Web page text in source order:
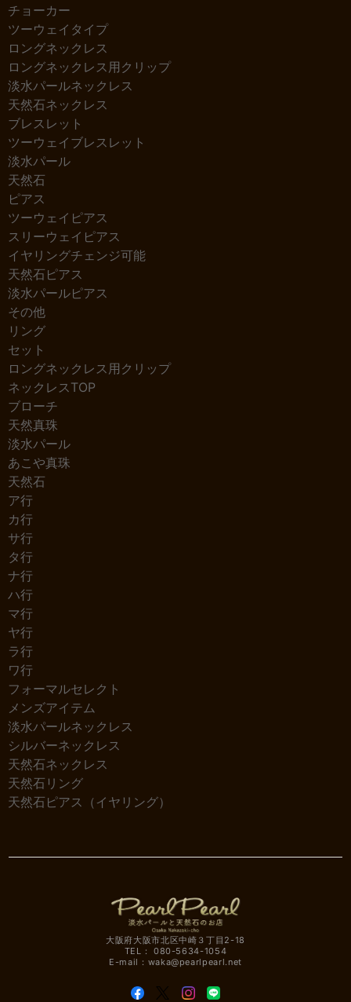
チョーカー
ツーウェイタイプ
ロングネックレス
ロングネックレス用クリップ
淡水パールネックレス
天然石ネックレス
ブレスレット
ツーウェイブレスレット
淡水パール
天然石
ピアス
ツーウェイピアス
スリーウェイピアス
イヤリングチェンジ可能
天然石ピアス
淡水パールピアス
その他
リング
セット
ロングネックレス用クリップ
ネックレスTOP
ブローチ
天然真珠
淡水パール
あこや真珠
天然石
ア行
カ行
サ行
タ行
ナ行
ハ行
マ行
ヤ行
ラ行
ワ行
フォーマルセレクト
メンズアイテム
淡水パールネックレス
シルバーネックレス
天然石ネックレス
天然石リング
天然石ピアス（イヤリング）
大阪府大阪市北区中崎３丁目2-18
TEL： 080-5634-1054
E-mail： waka@pearlpearl.net